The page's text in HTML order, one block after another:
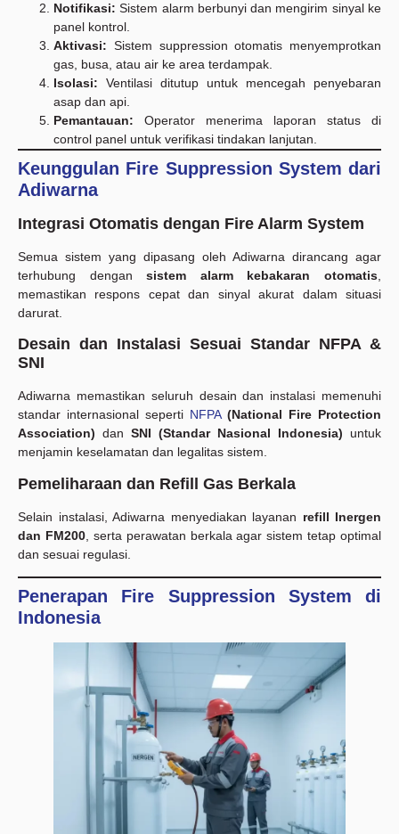
Notifikasi: Sistem alarm berbunyi dan mengirim sinyal ke
panel kontrol.
Aktivasi: Sistem suppression otomatis menyemprotkan
gas, busa, atau air ke area terdampak.
Isolasi: Ventilasi ditutup untuk mencegah penyebaran
asap dan api.
Pemantauan: Operator menerima laporan status di
control panel untuk verifikasi tindakan lanjutan.
Keunggulan Fire Suppression System dari
Adiwarna
Integrasi Otomatis dengan Fire Alarm System
Semua sistem yang dipasang oleh Adiwarna dirancang agar
terhubung dengansistem alarm kebakaran otomatis
memastikan respons cepat dan sinyal akurat dalam situasi
darurat.
Desain dan Instalasi Sesuai Standar NFPA &
SNI
Adiwarna memastikan seluruh desain dan instalasi memenuhi
standar internasional seperti NFPA(National Fire Protection
Association) dan SNI (Standar Nasional Indonesia) untuk
menjamin keselamatan dan legalitas sistem.
Pemeliharaan dan Refill Gas Berkala
Selain instalasi, Adiwarna menyediakan layanan refill Inergen
dan FM200, serta perawatan berkala agar sistem tetap optimal
dan sesuai regulasi.
Penerapan Fire Suppression System di
Indonesia